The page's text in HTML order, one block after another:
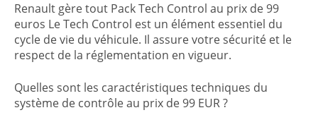
Renault gère tout Pack Tech Control au prix de 99
euros Le Tech Control est un élément essentiel du
cycle de vie du véhicule. Il assure votre sécurité et le
respect de la réglementation en vigueur.
Quelles sont les caractéristiques techniques du
système de contrôle au prix de 99 EUR ?